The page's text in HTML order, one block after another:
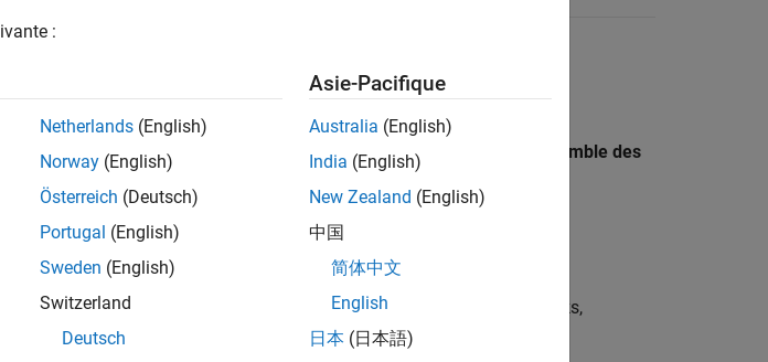
été traduites. Effectuez une recherche par lieu pour trouver l’ensemble des
| Expérimenté(e)
skills to design and develop test strategies, scalable test frameworks,
testing for Polyspace.
:
Netherlands (English)
Norway (English)
Österreich (Deutsch)
Portugal (English)
Sweden (English)
Switzerland
Deutsch
Asie-Pacifique
Australia (English)
India (English)
New Zealand (English)
中国
简体中文
English
日本 (日本語)